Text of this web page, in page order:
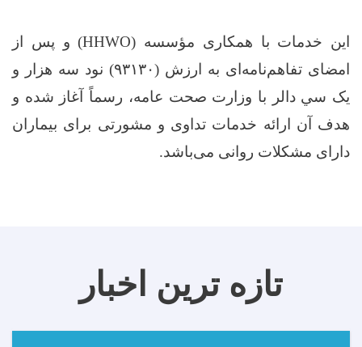
این خدمات با همکاری مؤسسه (HHWO) و پس از
امضای تفاهم‌نامه‌ای به ارزش (۹۳۱۳۰)
نود سه هزار و
یک سي دالر با وزارت صحت عامه، رسماً آغاز شده و
هدف آن ارائه خدمات تداوی و مشورتی برای بیماران
دارای مشکلات روانی می‌باشد.
تازه ترین اخبار